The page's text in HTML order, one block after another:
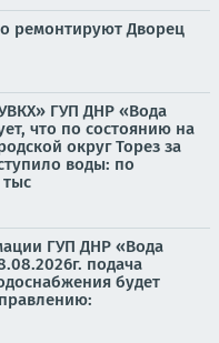
ремонтируют Дворец
ГУП ДНР «Вода
что по состоянию на
округ Торез за
воды: по
ГУП ДНР «Вода
подача
будет